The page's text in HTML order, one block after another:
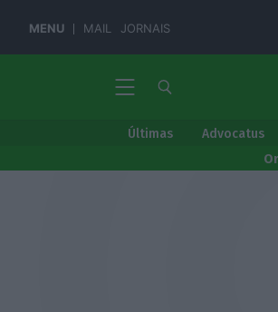
MENU MAIL JORNAIS
Últimas Advocatus